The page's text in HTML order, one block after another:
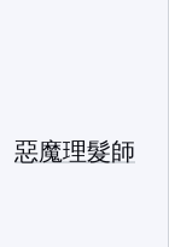
惡魔理髮師